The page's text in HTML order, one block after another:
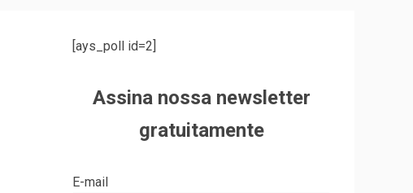
[ays_poll id=2]
Assina nossa newsletter
gratuitamente
E-mail